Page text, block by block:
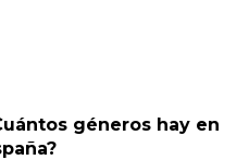
géneros hay en